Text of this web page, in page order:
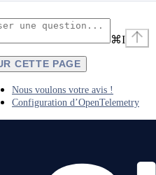
⌘I
CETTE PAGE
Nous voulons votre avis !
Configuration d’OpenTelemetry